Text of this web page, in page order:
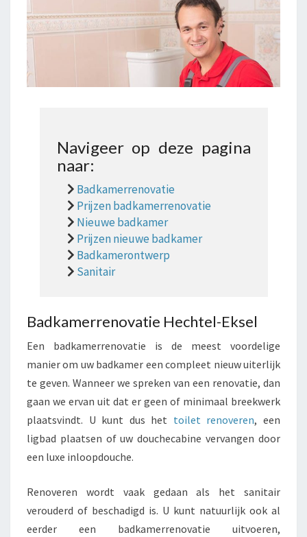
Navigeer op deze pagina
naar:
Badkamerrenovatie
Prijzen badkamerrenovatie
Nieuwe badkamer
Prijzen nieuwe badkamer
Badkamerontwerp
Sanitair
Badkamerrenovatie Hechtel-Eksel
Een badkamerrenovatie is de meest voordelige
manier om uw badkamer een compleet nieuw uiterlijk
te geven. Wanneer we spreken van een renovatie, dan
gaan we ervan uit dat er geen of minimaal breekwerk
plaatsvindt. U kunt dus het toilet renoveren, een
ligbad plaatsen of uw douchecabine vervangen door
een luxe inloopdouche.
Renoveren wordt vaak gedaan als het sanitair
verouderd of beschadigd is. U kunt natuurlijk ook al
eerder een badkamerrenovatie uitvoeren,